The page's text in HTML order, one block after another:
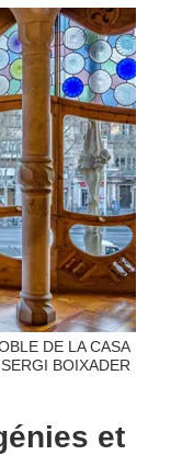
DE LA CASA
BOIXADER
et